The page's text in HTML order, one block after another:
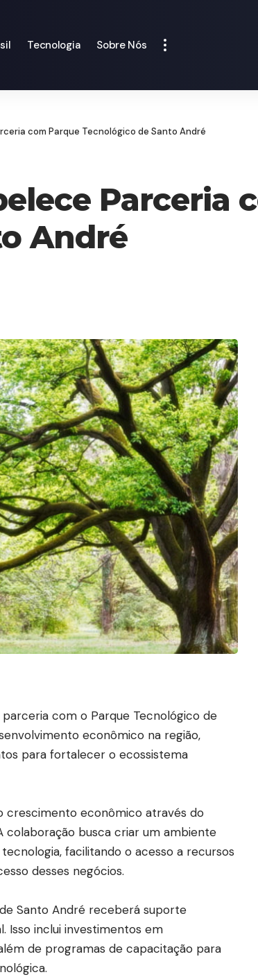
Tecnologia Sobre Nós
com Parque Tecnológico de Santo André
Parceria
André
com o Parque Tecnológico de
econômico na região,
para fortalecer o ecossistema
crescimento econômico através do
colaboração busca criar um ambiente
facilitando o acesso a recursos
desses negócios.
Santo André receberá suporte
Isso inclui investimentos em
de programas de capacitação para